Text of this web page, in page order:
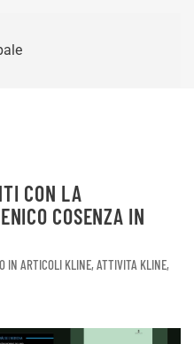
CON LA
COSENZA IN
IN ARTICOLI KLINE, ATTIVITA KLINE,